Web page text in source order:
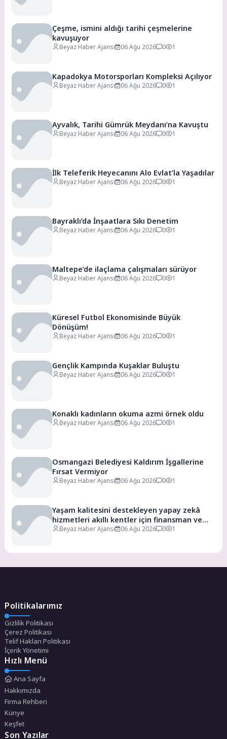
Çeşme, ismini aldığı tarihi çeşmelerine
kavuşuyor
Beyaz Haber Ajansı 06 Ağu 2026 0 1
Kapadokya Motorsporları Kompleksi Açılıyor
Beyaz Haber Ajansı 06 Ağu 2026 0 1
Ayvalık, Tarihi Gümrük Meydanı’na Kavuştu
Beyaz Haber Ajansı 06 Ağu 2026 0 1
İlk Teleferik Heyecanını Alo Evlat’la Yaşadılar
Beyaz Haber Ajansı 06 Ağu 2026 0 1
Bayraklı’da İnşaatlara Sıkı Denetim
Beyaz Haber Ajansı 06 Ağu 2026 0 1
Maltepe’de ilaçlama çalışmaları sürüyor
Beyaz Haber Ajansı 06 Ağu 2026 0 1
Küresel Futbol Ekonomisinde Büyük
Dönüşüm!
Beyaz Haber Ajansı 06 Ağu 2026 0 1
Gençlik Kampında Kuşaklar Buluştu
Beyaz Haber Ajansı 06 Ağu 2026 0 1
Konaklı kadınların okuma azmi örnek oldu
Beyaz Haber Ajansı 06 Ağu 2026 0 1
Osmangazi Belediyesi Kaldırım İşgallerine
Fırsat Vermiyor
Beyaz Haber Ajansı 06 Ağu 2026 0 1
Yaşam kalitesini destekleyen yapay zekâ
hizmetleri akıllı kentler için finansman ve
altyapı kadar önemli
Beyaz Haber Ajansı 06 Ağu 2026 0 1
Politikalarımız
Gizlilik Politikası
Çerez Politikası
Telif Hakları Politikası
İçerik Yönetimi
Hızlı Menü
Ana Sayfa
Hakkımızda
Firma Rehberi
Künye
Keşfet
Son Yazılar